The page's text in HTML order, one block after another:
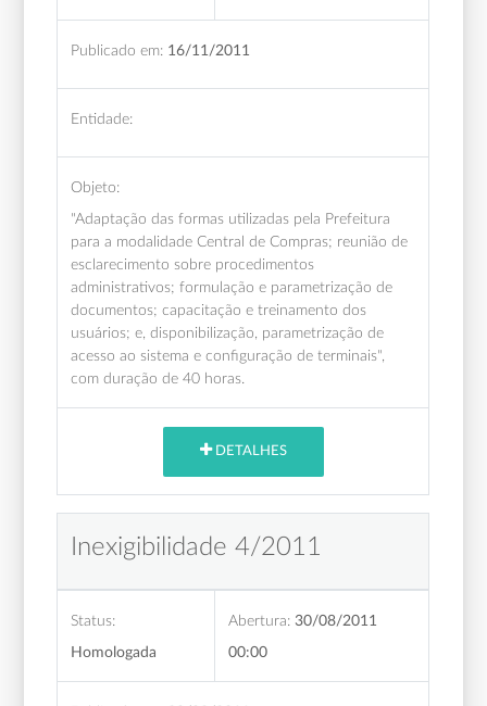
Publicado em: 16/11/2011
Entidade:
Objeto:
"Adaptação das formas utilizadas pela Prefeitura
para a modalidade Central de Compras; reunião de
esclarecimento sobre procedimentos
administrativos; formulação e parametrização de
documentos; capacitação e treinamento dos
usuários; e, disponibilização, parametrização de
acesso ao sistema e configuração de terminais",
com duração de 40 horas.
DETALHES
Inexigibilidade 4/2011
Status:
Homologada
Abertura: 30/08/2011
00:00